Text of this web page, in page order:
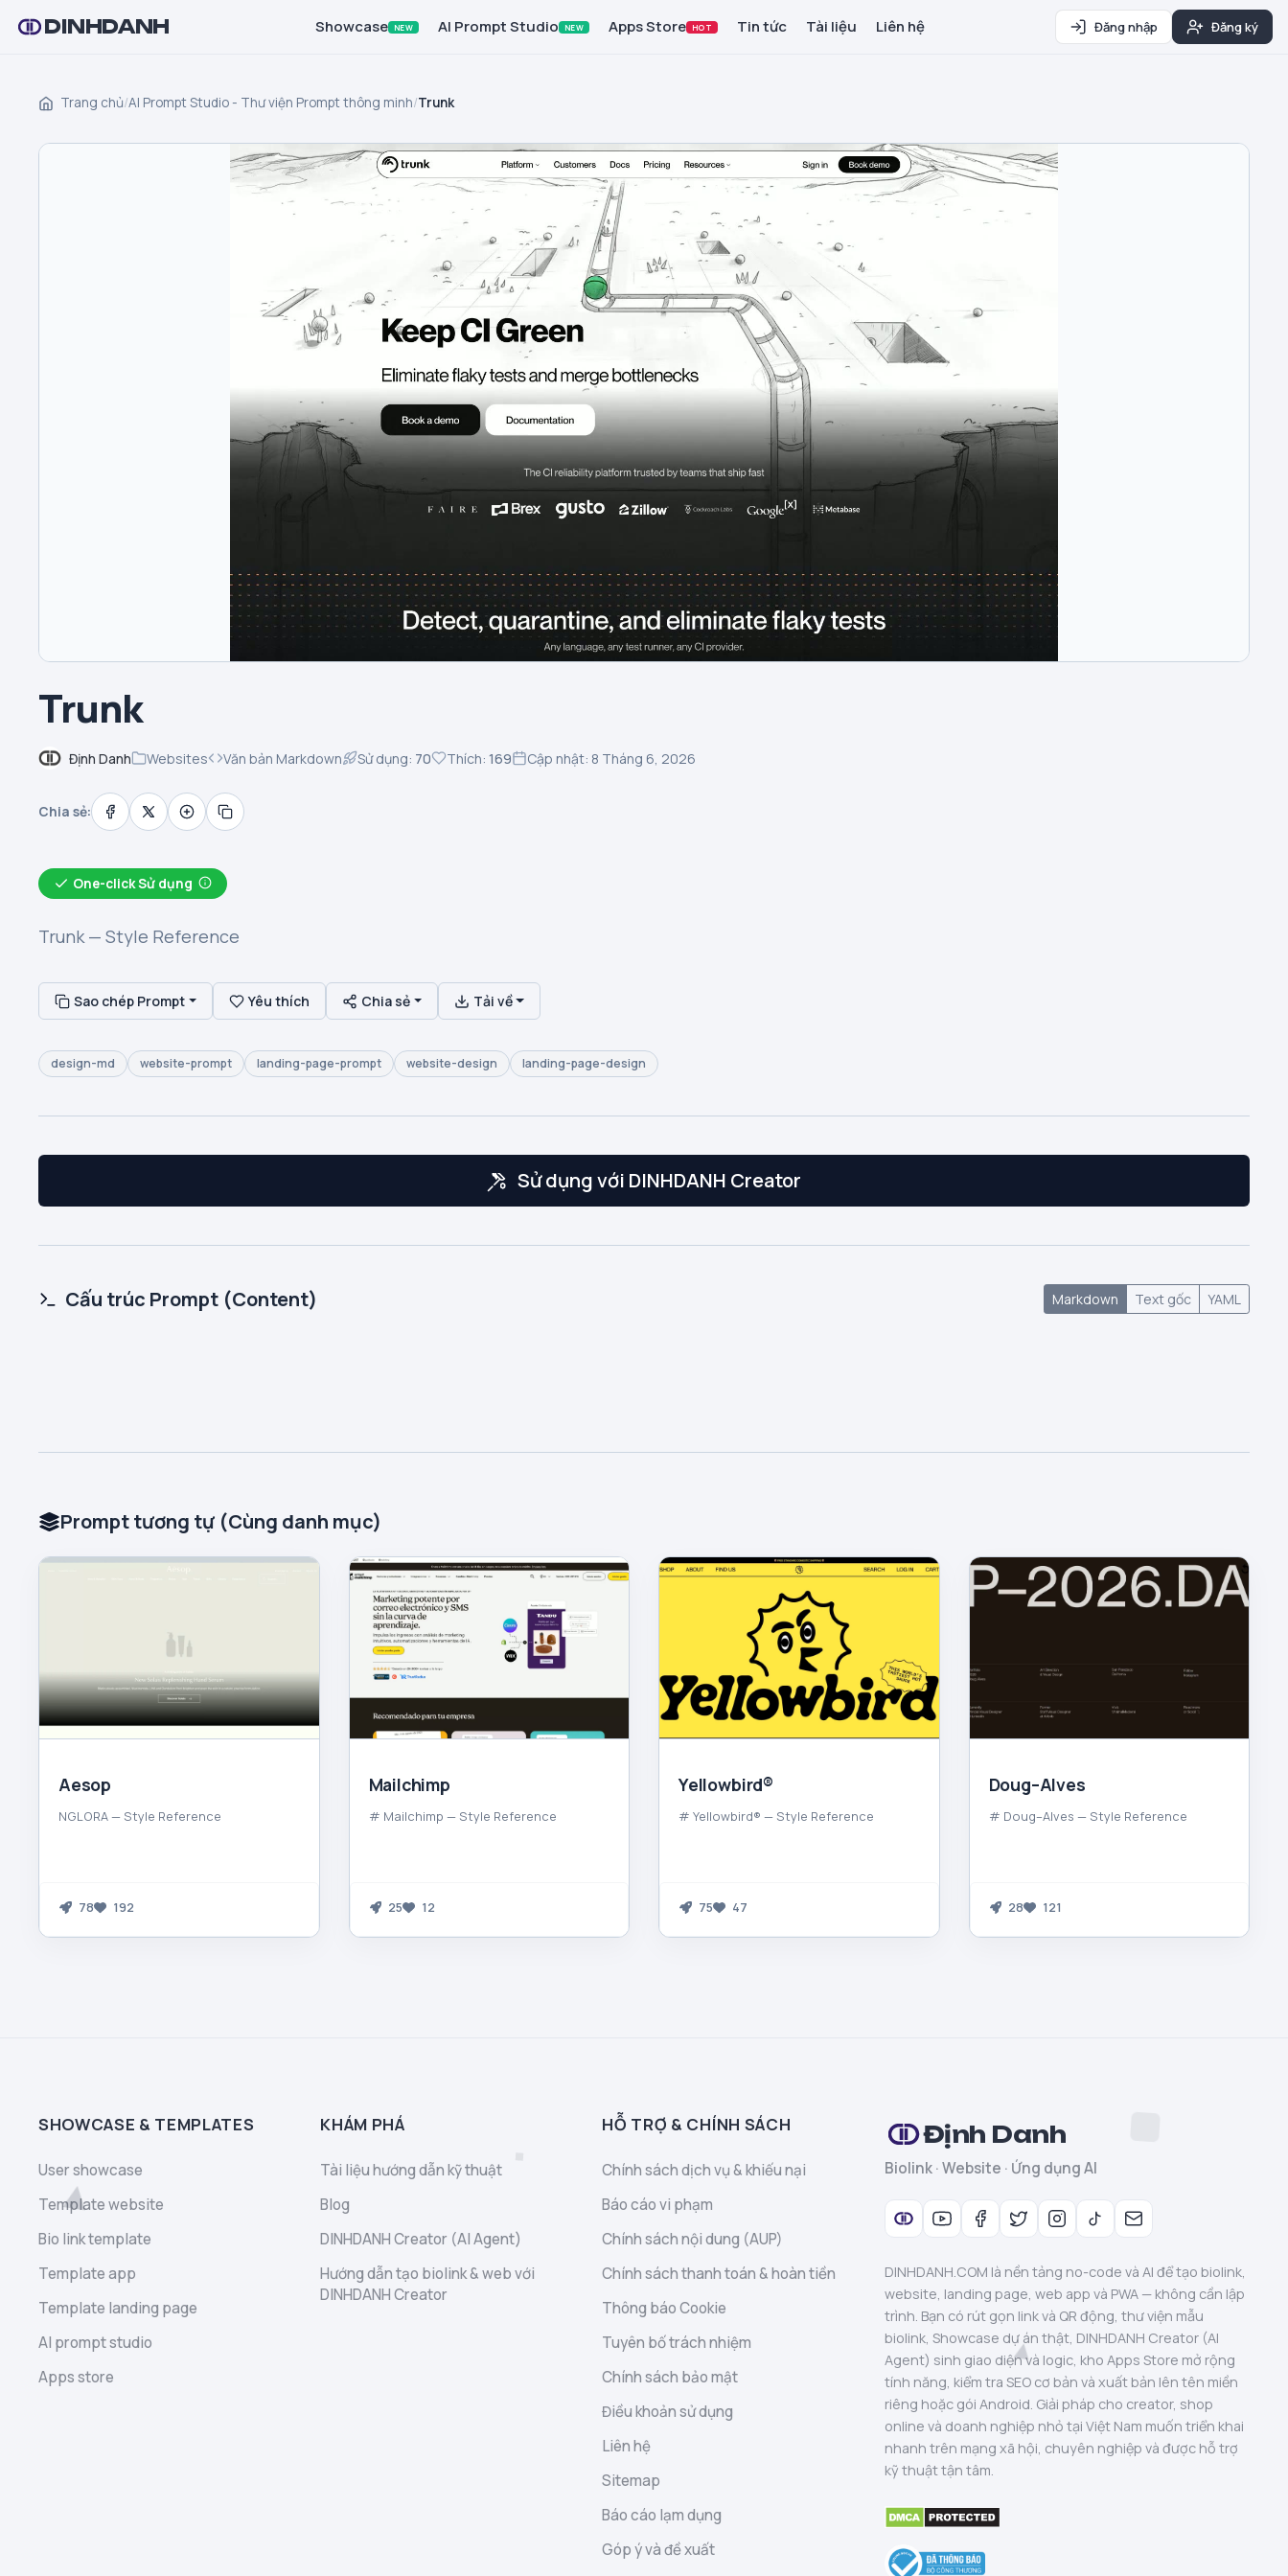
DINHDANH Showcase NEW AI Prompt Studio NEW Apps Store HOT Tin tức Tài liệu Liên hệ Đăng nhập Đăng ký
Trang chủ/AI Prompt Studio - Thư viện Prompt thông minh/Trunk
Trunk
Định Danh Websites Văn bản Markdown Sử dụng: 70 Thích: 169 Cập nhật: 8 Tháng 6, 2026
Chia sẻ:
One-click Sử dụng
Trunk — Style Reference
Sao chép Prompt Yêu thích Chia sẻ Tải về
design-md website-prompt landing-page-prompt website-design landing-page-design
Sử dụng với DINHDANH Creator
Cấu trúc Prompt (Content) Markdown Text gốc YAML
Prompt tương tự (Cùng danh mục)
Aesop
NGLORA — Style Reference
78 192
Mailchimp
# Mailchimp — Style Reference
25 12
Yellowbird®
# Yellowbird® — Style Reference
75 47
Doug–Alves
# Doug–Alves — Style Reference
28 121
SHOWCASE & TEMPLATES
User showcase
Template website
Bio link template
Template app
Template landing page
AI prompt studio
Apps store
KHÁM PHÁ
Tài liệu hướng dẫn kỹ thuật
Blog
DINHDANH Creator (AI Agent)
Hướng dẫn tạo biolink & web với
DINHDANH Creator
HỖ TRỢ & CHÍNH SÁCH
Chính sách dịch vụ & khiếu nại
Báo cáo vi phạm
Chính sách nội dung (AUP)
Chính sách thanh toán & hoàn tiền
Thông báo Cookie
Tuyên bố trách nhiệm
Chính sách bảo mật
Điều khoản sử dụng
Liên hệ
Sitemap
Báo cáo lạm dụng
Góp ý và đề xuất
Định Danh
Biolink · Website · Ứng dụng AI
DINHDANH.COM là nền tảng no-code và AI để tạo biolink,
website, landing page, web app và PWA — không cần lập
trình. Bạn có rút gọn link và QR động, thư viện mẫu
biolink, Showcase dự án thật, DINHDANH Creator (AI
Agent) sinh giao diện và logic, kho Apps Store mở rộng
tính năng, kiểm tra SEO cơ bản và xuất bản lên tên miền
riêng hoặc gói Android. Giải pháp cho creator, shop
online và doanh nghiệp nhỏ tại Việt Nam muốn triển khai
nhanh trên mạng xã hội, chuyên nghiệp và được hỗ trợ
kỹ thuật tận tâm.